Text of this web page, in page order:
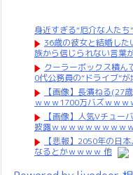
身近すぎる“厄介な人たち
36歳の彼女と結婚した
族から信じられない言葉
クーラーボックス積
0代公務員の“ドライブ”
【画像】長濱ねる(27
ｗｗｗ1700万バズｗｗｗ
【画像】人気Vチュー
披露ｗｗｗｗｗｗｗｗｗ
【悲報】2050年の日
なるとかｗｗｗｗ 他